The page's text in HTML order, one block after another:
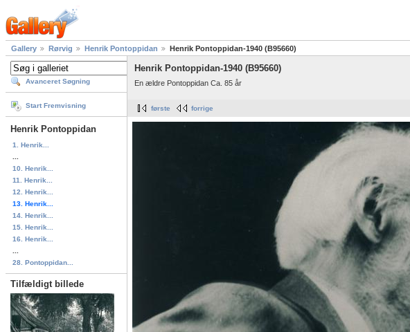
Gallery Rørvig Henrik Pontoppidan Henrik Pontoppidan-1940 (B95660)
Avanceret Søgning
Start Fremvisning
Henrik Pontoppidan
1. Henrik...
10. Henrik...
11. Henrik...
12. Henrik...
13. Henrik...
14. Henrik...
15. Henrik...
16. Henrik...
28. Pontoppidan...
Tilfældigt billede
Henrik Pontoppidan-1940 (B95660)
En ældre Pontoppidan Ca. 85 år
første forrige